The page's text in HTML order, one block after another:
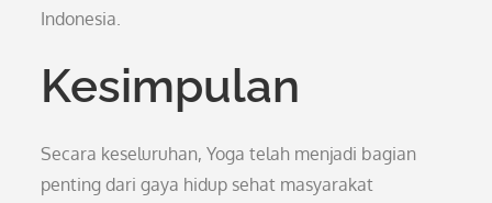
Indonesia.
Kesimpulan
Secara keseluruhan, Yoga telah menjadi bagian
penting dari gaya hidup sehat masyarakat